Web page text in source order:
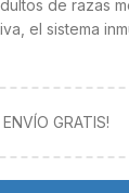
de razas
el sistema
GRATIS!